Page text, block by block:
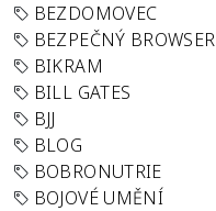
BEZDOMOVEC
BEZPEČNÝ BROWSER
BIKRAM
BILL GATES
BJJ
BLOG
BOBRONUTRIE
BOJOVÉ UMĚNÍ